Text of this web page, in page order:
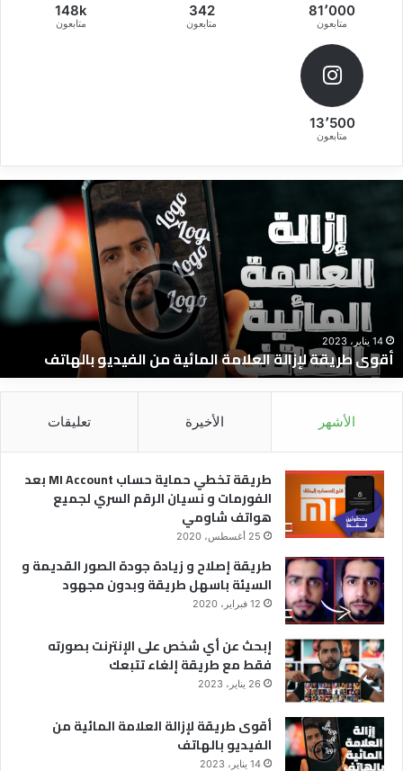
81٬000
متابعون
342
متابعون
148k
متابعون
13٬500
متابعون
المائية
الفيديو
بالهاتف
14 يناير، 2023
أقوى طريقة لإزالة العلامة المائية من الفيديو بالهاتف
الأشهر الأخيرة تعليقات
طريقة تخطي حماية حساب MI Account بعد
الفورمات و نسيان الرقم السري لجميع
هواتف شاومي
25 أغسطس، 2020
طريقة إصلاح و زيادة جودة الصور القديمة و
السيئة باسهل طريقة وبدون مجهود
12 فبراير، 2020
إبحث عن أي شخص على الإنترنت بصورته
فقط مع طريقة إلغاء تتبعك
26 يناير، 2023
أقوى طريقة لإزالة العلامة المائية من
الفيديو بالهاتف
14 يناير، 2023